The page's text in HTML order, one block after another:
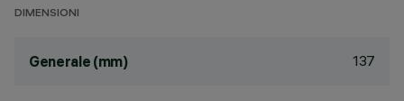
DIMENSIONI
Generale (mm) 137